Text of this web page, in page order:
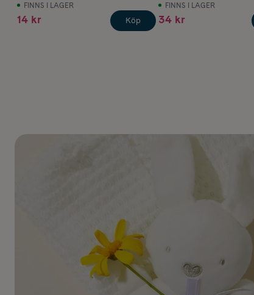
FINNS I LAGER
14 kr Köp
FINNS I LAGER
34 kr